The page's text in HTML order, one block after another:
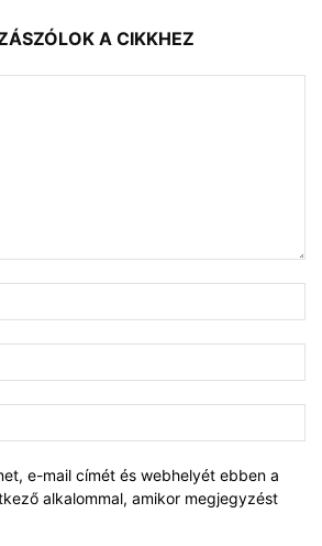
A CIKKHEZ
e-mail címét és webhelyét ebben a
alkalommal, amikor megjegyzést